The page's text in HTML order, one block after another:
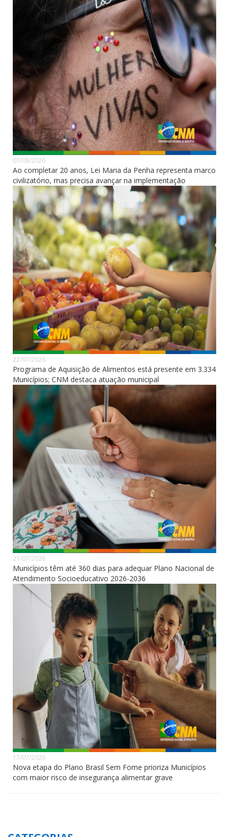
07/08/2026
Ao completar 20 anos, Lei Maria da Penha representa marco
civilizatório, mas precisa avançar na implementação
22/07/2026
Programa de Aquisição de Alimentos está presente em 3.334
Municípios; CNM destaca atuação municipal
21/07/2026
Municípios têm até 360 dias para adequar Plano Nacional de
Atendimento Socioeducativo 2026-2036
17/07/2026
Nova etapa do Plano Brasil Sem Fome prioriza Municípios
com maior risco de insegurança alimentar grave